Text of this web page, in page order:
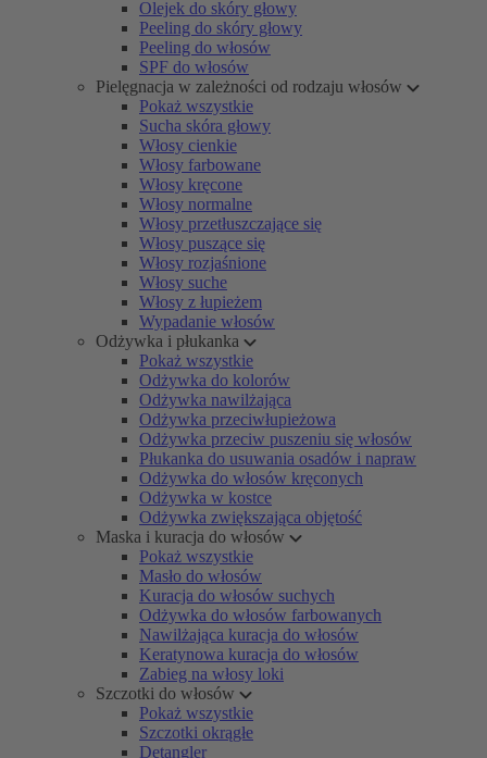
Olejek do skóry głowy
Peeling do skóry głowy
Peeling do włosów
SPF do włosów
Pielęgnacja w zależności od rodzaju włosów
Pokaż wszystkie
Sucha skóra głowy
Włosy cienkie
Włosy farbowane
Włosy kręcone
Włosy normalne
Włosy przetłuszczające się
Włosy puszące się
Włosy rozjaśnione
Włosy suche
Włosy z łupieżem
Wypadanie włosów
Odżywka i płukanka
Pokaż wszystkie
Odżywka do kolorów
Odżywka nawilżająca
Odżywka przeciwłupieżowa
Odżywka przeciw puszeniu się włosów
Płukanka do usuwania osadów i napraw
Odżywka do włosów kręconych
Odżywka w kostce
Odżywka zwiększająca objętość
Maska i kuracja do włosów
Pokaż wszystkie
Masło do włosów
Kuracja do włosów suchych
Odżywka do włosów farbowanych
Nawilżająca kuracja do włosów
Keratynowa kuracja do włosów
Zabieg na włosy loki
Szczotki do włosów
Pokaż wszystkie
Szczotki okrągłe
Detangler